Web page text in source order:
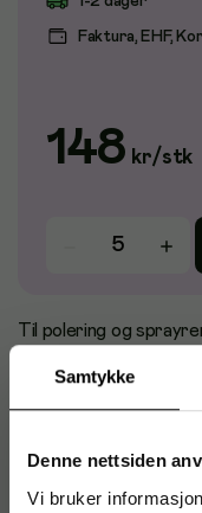
Samtykke
Denne nettsiden
Vi bruker
Faktura, EHF,
148 kr/stk
Til polering og